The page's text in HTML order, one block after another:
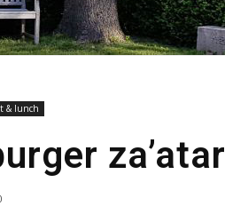
& lunch
za’atar